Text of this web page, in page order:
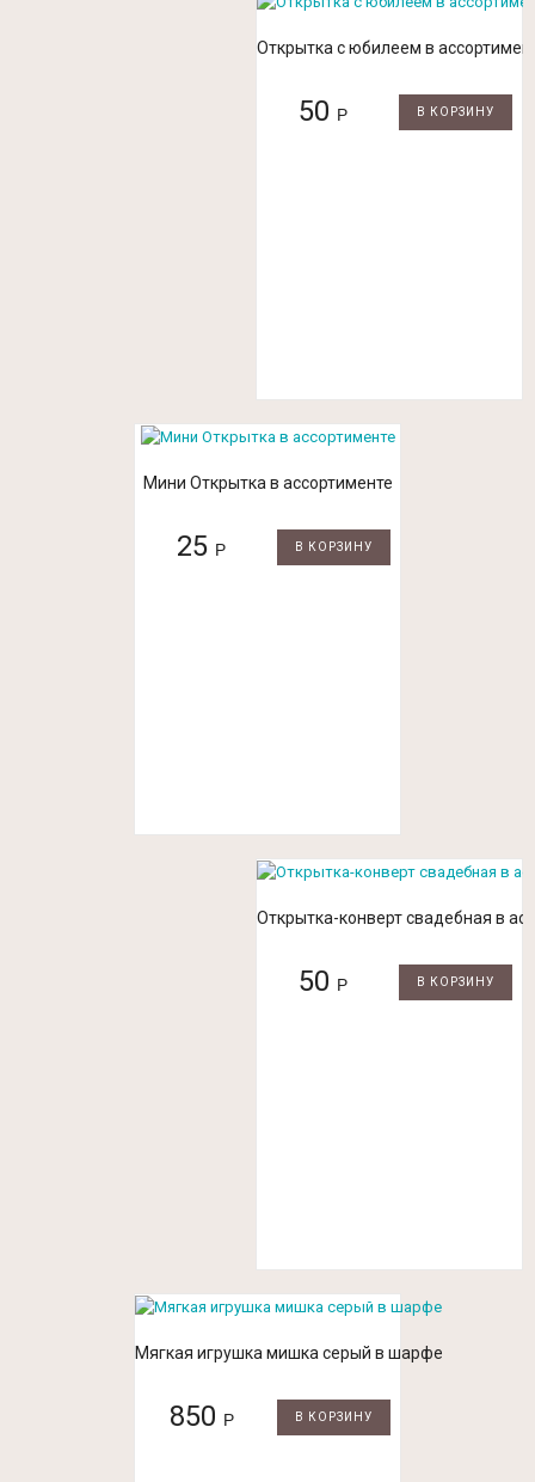
Открытка с юбилеем в
50 Р В КОРЗИНУ
Мини Открытка в ассортименте
25 Р В КОРЗИНУ
Открытка-конверт свадебная в
50 Р В КОРЗИНУ
Мягкая игрушка мишка серый в шарфе
850 Р В КОРЗИНУ